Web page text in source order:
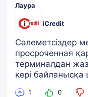
Лаура
iCredit
Сәлеметсіздер
просроченная
терминалдан
кері
1 0